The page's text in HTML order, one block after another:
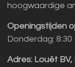
hoogwaardige
Openingstijden
Donderdag: 8:30
Adres: Louët BV,